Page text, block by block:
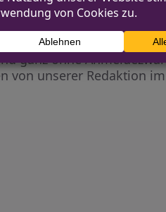
ganz ohne
von unserer Redaktion